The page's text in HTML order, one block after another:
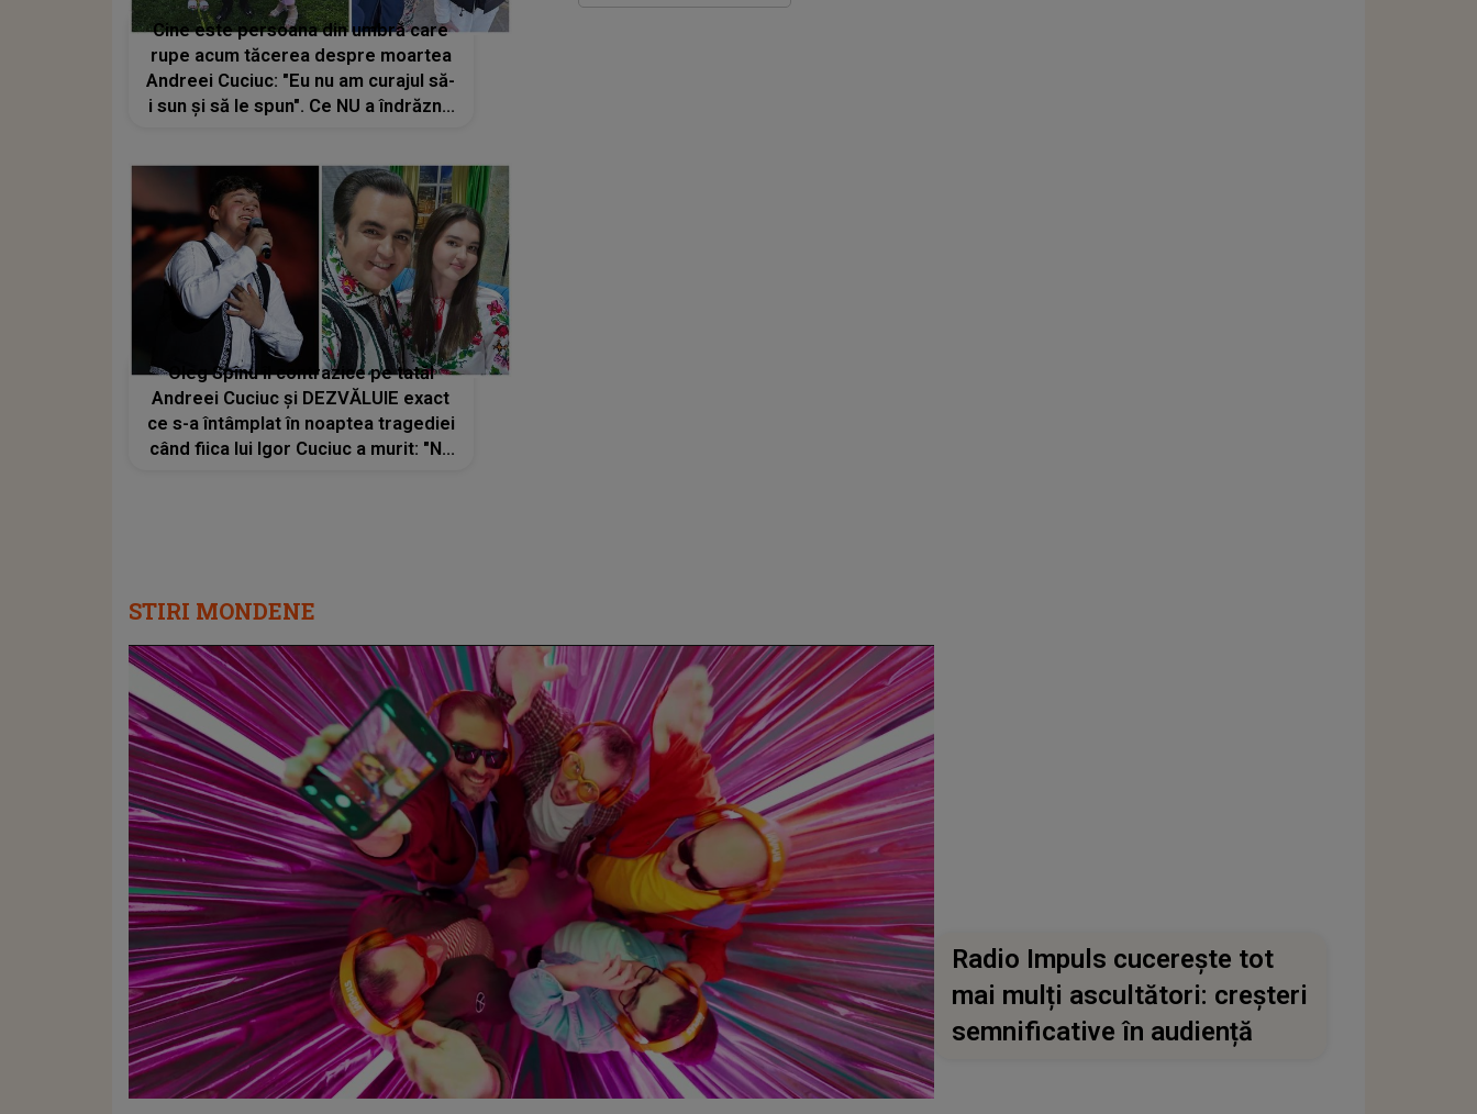
Cine este persoana din umbră care
rupe acum tăcerea despre moartea
Andreei Cuciuc: "Eu nu am curajul să-
i sun și să le spun". Ce NU a îndrăznit
somnul și pacea"
Oleg Spînu îl contrazice pe tatăl
Andreei Cuciuc și DEZVĂLUIE exact
ce s-a întâmplat în noaptea tragediei
când fiica lui Igor Cuciuc a murit: "Nu
STIRI MONDENE
Radio Impuls cucerește tot
mai mulți ascultători: creșteri
semnificative în audiență